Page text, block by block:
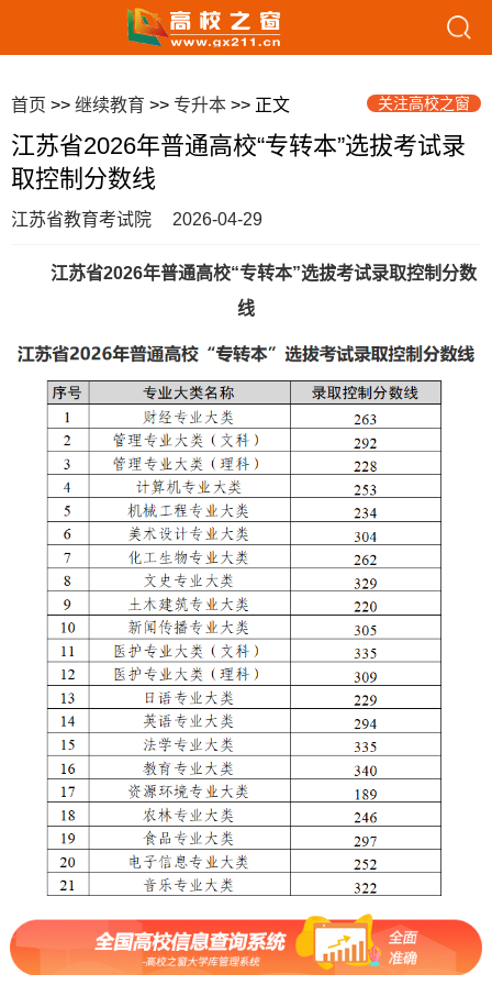
首页 >> 继续教育 >> 专升本 >> 正文 关注高校之窗
江苏省2026年普通高校“专转本”选拔考试录
取控制分数线
江苏省教育考试院 2026-04-29
江苏省2026年普通高校“专转本”选拔考试录取控制分数
线